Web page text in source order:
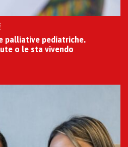
palliative pediatriche.
o le sta vivendo